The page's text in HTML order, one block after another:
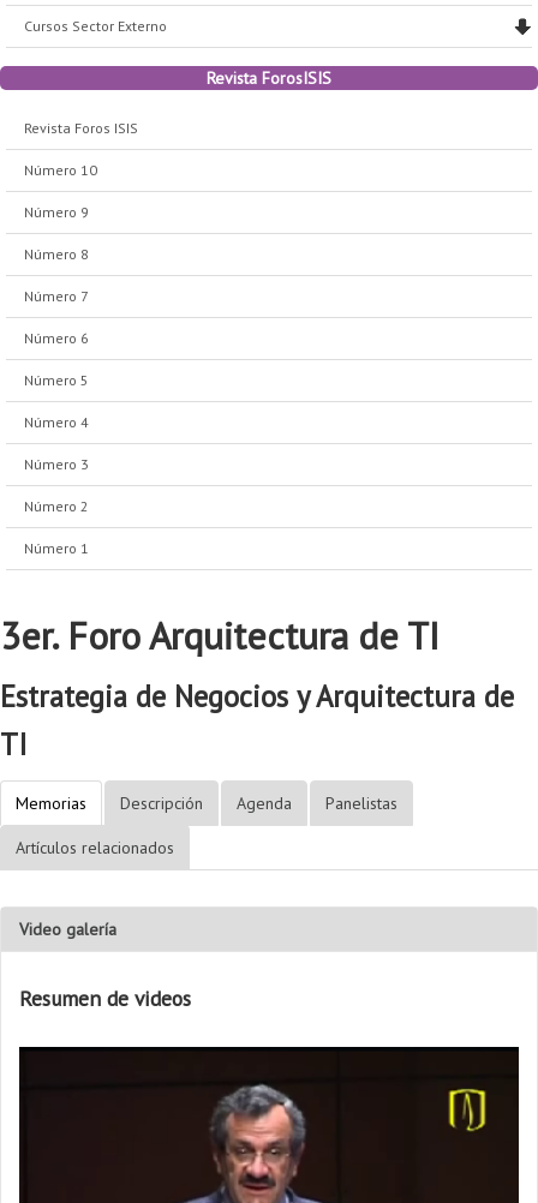
Cursos Sector Externo
Revista ForosISIS
Revista Foros ISIS
Número 10
Número 9
Número 8
Número 7
Número 6
Número 5
Número 4
Número 3
Número 2
Número 1
3er. Foro Arquitectura de TI
Estrategia de Negocios y Arquitectura de
TI
Memorias Descripción Agenda Panelistas
Artículos relacionados
Video galería
Resumen de videos